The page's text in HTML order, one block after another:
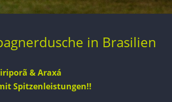
in Brasilien
& Araxá
Spitzenleistungen!!